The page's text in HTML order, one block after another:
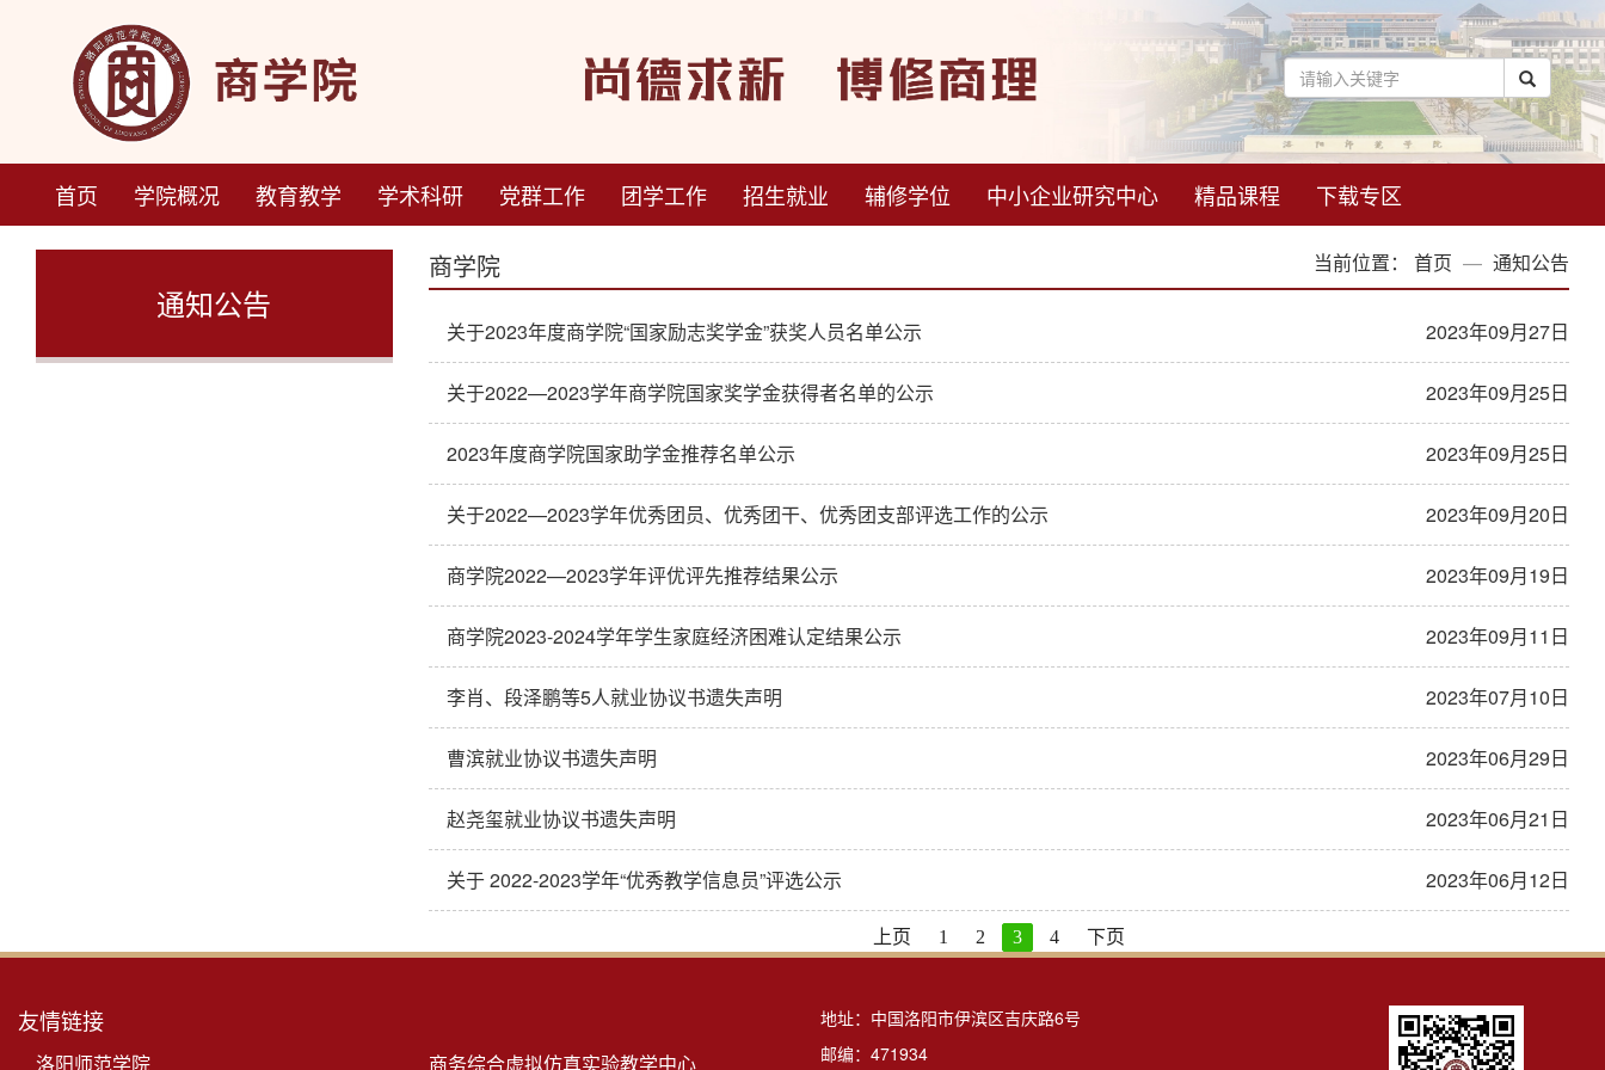
首页 学院概况 教育教学 学术科研 党群工作 团学工作 招生就业 辅修学位 中小企业研究中心 精品课程 下载专区
通知公告
商学院 当前位置： 首页 通知公告
关于2023年度商学院“国家励志奖学金”获奖人员名单公示 2023年09月27日
​关于2022—2023学年商学院国家奖学金获得者名单的公示 2023年09月25日
2023年度商学院国家助学金推荐名单公示 2023年09月25日
关于2022—2023学年优秀团员、优秀团干、优秀团支部评选工作的公示 2023年09月20日
商学院2022—2023学年评优评先推荐结果公示 2023年09月19日
商学院2023-2024学年学生家庭经济困难认定结果公示 2023年09月11日
李肖、段泽鹏等5人就业协议书遗失声明 2023年07月10日
曹滨就业协议书遗失声明 2023年06月29日
赵尧玺就业协议书遗失声明 2023年06月21日
关于 2022-2023学年“优秀教学信息员”评选公示 2023年06月12日
上页 1 2 3 4 下页
友情链接
洛阳师范学院 商务综合虚拟仿真实验教学中心
地址：中国洛阳市伊滨区吉庆路6号
邮编：471934